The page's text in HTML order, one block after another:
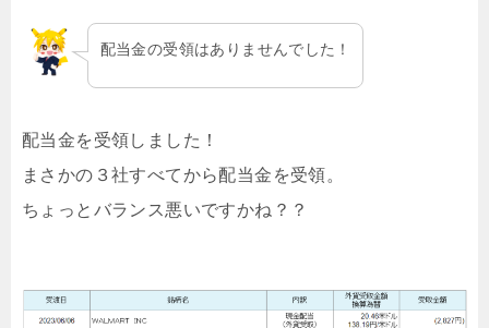
配当金の受領はありませんでした！
配当金を受領しました！
まさかの３社すべてから配当金を受領。
ちょっとバランス悪いですかね？？